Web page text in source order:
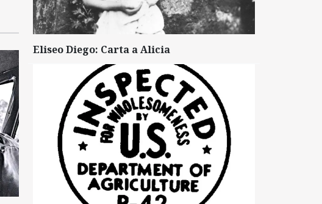
Eliseo Diego: Carta a Alicia